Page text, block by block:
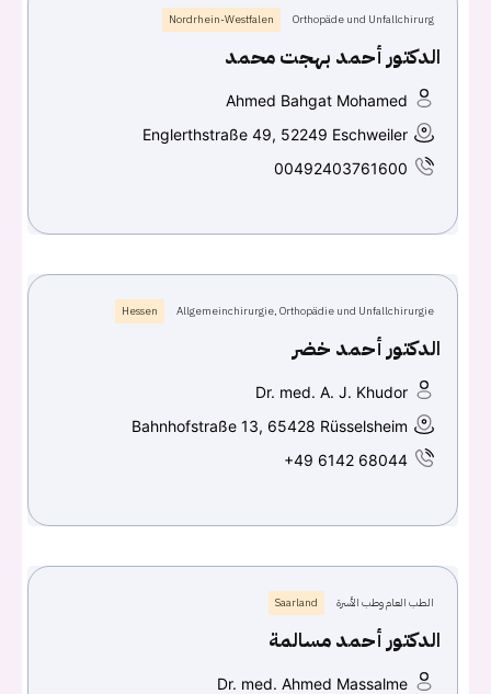
Orthopäde und Unfallchirurg
Nordrhein-Westfalen
الدكتور أحمد بهجت محمد
Ahmed Bahgat Mohamed
Englerthstraße 49, 52249 Eschweiler
00492403761600
Allgemeinchirurgie, Orthopädie und Unfallchirurgie
Hessen
الدكتور أحمد خضر
Dr. med. A. J. Khudor
Bahnhofstraße 13, 65428 Rüsselsheim
+49 6142 68044
الطب العام وطب الأسرة Saarland
الدكتور أحمد مسالمة
Dr. med. Ahmed Massalme